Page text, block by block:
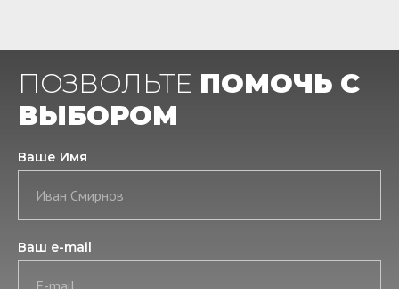
ПОЗВОЛЬТЕ ПОМОЧЬ С
ВЫБОРОМ
Ваше Имя
Иван Смирнов
Ваш e-mail
E-mail